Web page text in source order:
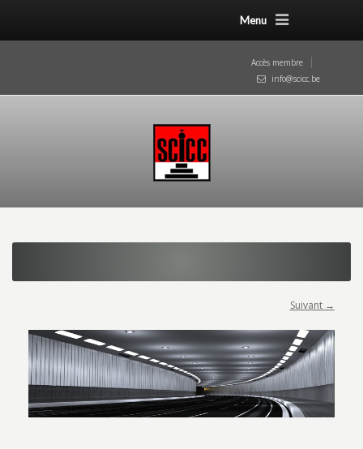
Menu
Accès membre
info@scicc.be
Suivant →